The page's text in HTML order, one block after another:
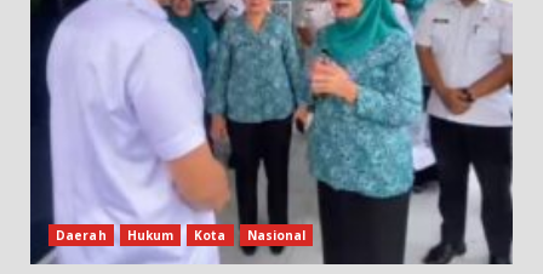
Daerah Hukum Kota Nasional